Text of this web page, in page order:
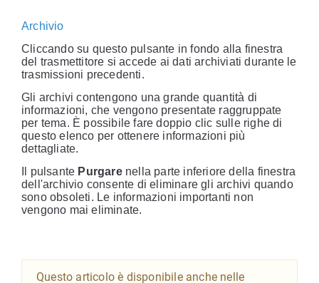
Archivio
Cliccando su questo pulsante in fondo alla finestra
del trasmettitore si accede ai dati archiviati durante le
trasmissioni precedenti.
Gli archivi contengono una grande quantità di
informazioni, che vengono presentate raggruppate
per tema. È possibile fare doppio clic sulle righe di
questo elenco per ottenere informazioni più
dettagliate.
Il pulsante Purgarenella parte inferiore della finestra
dell'archivio consente di eliminare gli archivi quando
sono obsoleti. Le informazioni importanti non
vengono mai eliminate.
Questo articolo è disponibile anche nelle